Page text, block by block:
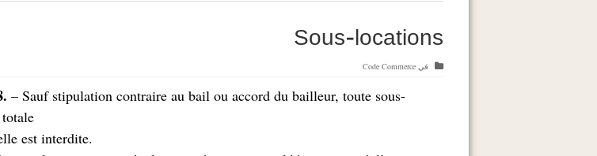
Sous-locations
فيCode Commerce
– Sauf stipulation contraire au bail ou accord du bailleur, toute sous-
.ou partielle est interdite